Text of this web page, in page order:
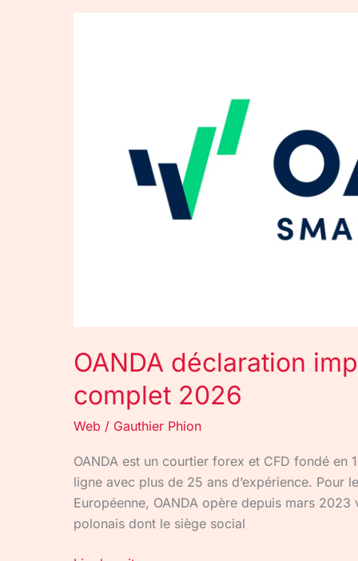
OANDA déclaration
complet 2026
Web / Gauthier Phion
OANDA est un courtier forex et CFD fondé en
ligne avec plus de 25 ans d’expérience. Pour
Européenne, OANDA opère depuis mars
polonais dont le siège social